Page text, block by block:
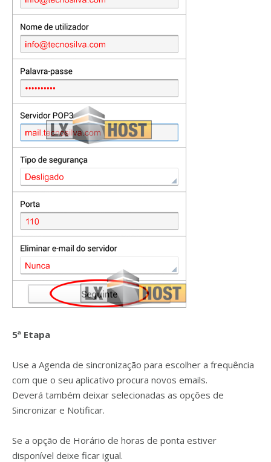
5ª Etapa
Use a Agenda de sincronização para escolher a frequência
com que o seu aplicativo procura novos emails.
Deverá também deixar selecionadas as opções de
Sincronizar e Notificar.
Se a opção de Horário de horas de ponta estiver
disponível deixe ficar igual.